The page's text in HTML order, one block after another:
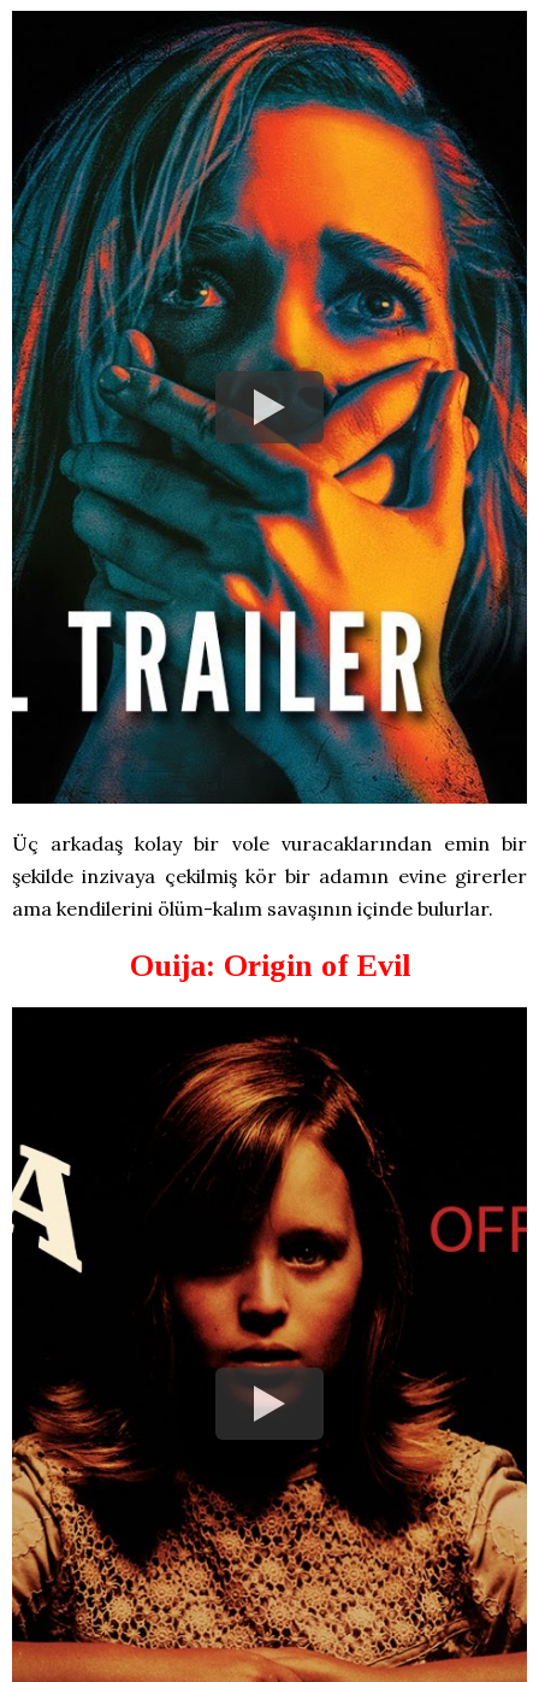
Üç arkadaş kolay bir vole vuracaklarından emin bir
şekilde inzivaya çekilmiş kör bir adamın evine girerler
ama kendilerini ölüm-kalım savaşının içinde bulurlar.
Ouija: Origin of Evil